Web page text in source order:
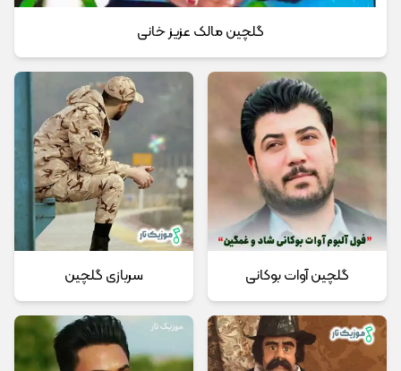
گلچین مالک عزیز خانی
گلچین آوات بوکانی سربازی گلچین